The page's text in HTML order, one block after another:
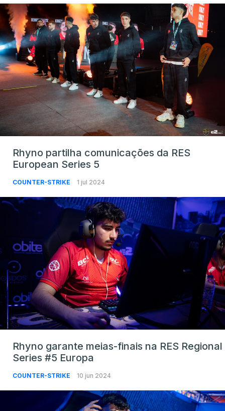
Rhyno partilha comunicações da RES
European Series 5
COUNTER-STRIKE 1 jul 2024
Rhyno garante meias-finais na RES Regional
Series #5 Europa
COUNTER-STRIKE 10 jun 2024